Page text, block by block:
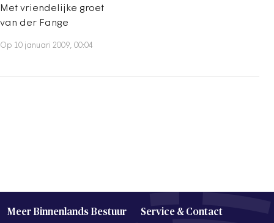
Met vriendelijke groet
van der Fange
Op 10 januari 2009, 00:04
Meer Binnenlands Bestuur Service & Contact